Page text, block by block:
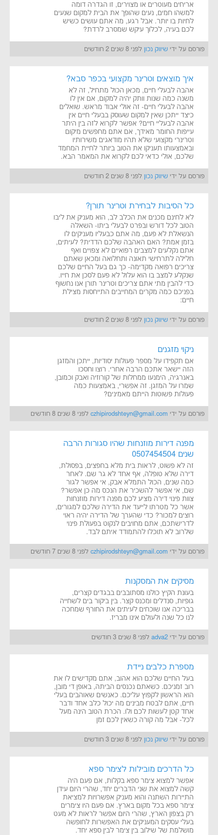
אריחים מעוטרים או מצוירים, זו הגדרה דומה
למשהו חמים, נעים שהופך את הבית למקום שנעים
לחיות בו יותר. אבל רגע, מה אתם עושים כשיש
לכם בעיה, לכלוך עיקש שמסרב לרדת?
פורסם על ידי שיווק נכון לפני 8 שנים 2 חודשים
איך מוצאים וטרינר מקצועי בכפר סבא?
אהבה לבעלי חיים, מכאן הכול מתחיל, זה לא
משנה כמה שנות וותק יהיה למקום, אם אין לו
אהבה לבעלי חיים- זה אולי אבוד מראש. שואלים
כיצד ייתכן שאין למקום שעוסק בבעלי חיים אין
אהבה לבעליי חיים? אפשר לקרוא לזה בין היתר
עייפות החומר מאידך, אם אתם מחפשים מיקום
וטרינרי מקצועי שלא תהיו מודאגים משירותיו
ובאמצעותו תעניקו את הטוב ביותר לחיית המחמד
שלכם, אולי כדאי לכם לקרוא את המאמר הבא.
פורסם על ידי שיווק נכון לפני 8 שנים 2 חודשים
כל הסיבות לבחירת וטרינר תורן?
לא לחינם מכנים את הכלב לב, הוא מעניק את ליבו
הטוב לכל דורש ובפרט לבעלי ביתו- השאלה
הנשאלת לא פעם, מה אתם כבעליו מעניקים לו
בזמן אמת? האם האהבה שלכם הדדית? לעיתים,
אתם נקלעים למצבים רפואיים לא צפויים ואף
חלילה לתרחישי תאונה ותחלואה ומכאן שאתם
צריכים רפואה מקדימה- כך גם בעל החיים שלכם
שנקלע למצב בו הוא עלול לא פעם לסכן את חייו.
כדי להבין מתי אתם צריכים וטרינר תורן אנו נחשוף
בפניכם כמה מקרים המחייבים התייחסות מצילת
חיים:
פורסם על ידי שיווק נכון לפני 8 שנים 2 חודשים
ניקוי מזגנים
אם תקפידו על מספר פעולות יסודיות, ייתכן והמזגן
הזה יישאר אתכם הרבה אחרי. רוצו וחסכו
באנרגיה, הימנעו ממחלות של קורוזיה ואבק וכמובן,
שמרו על המזגן. זה אפשרי, באמצעות כמה
פעולות פשוטות הייתם מאמינים?
פורסם על ידי czhipirodshteyn@gmail.com לפני 8 שנים 8 חודשים
מפנה דירות מוזנחות שהיו סגורות הרבה
שנים 0507454504
זה לא פשוט, לראות בית מלא בחפצים, בפסולת,
דירה שלא טופלה, אף אחד לא גר שם. לאחר
כמה שנים, הכול התמלא אבק, אי אפשר לגור
שם, אי אפשר להשכיר את הנכס מה כן אפשר?
צוות פינוי דירה מציע לכם מפנה דירות מוזנחות
אשר כל מטרתו לייעד את הדירה שלכם למגורים,
רוצים למכור? כדי שהערך של הדירה יהיה ראוי
לדרישתכם, אתם מחויבים לנקוט בפעולת פינוי
שלרוב לא תוכלו להתמודד איתם לבד.
פורסם על ידי czhipirodshteyn@gmail.com לפני 8 שנים 7 חודשים
מסיקים את המסקנות
בעונת הקיץ כולנו מסתובבים בבגדים קצרים,
גופיות, סנדלים ומכנס קצר. בין ביקור בים לשחייה
בבריכה אנו שוכחים לעיתים את החורף שמחכה
לנו כל שנה ולעולם אינו מבריז.
פורסם על ידי adva2 לפני 8 שנים 3 חודשים
מספרת כלבים ניידת
בעל החיים שלכם הוא אהוב, אתם מקדישים לו את
רוב זמניכם. כשאתם נכנסים הביתה, באופן די מובן,
הוא הראשון לקפוץ עליכם. כאנשים שאוהבים בעלי
חיים, אתם לבטח מבינים מה יכול כלב אחד ודבר
אחד קטן לעשות לכם ולו. הכרת הטוב הינה מעל
לכל- אבל מה קורה כשאין לכם זמן
פורסם על ידי שיווק נכון לפני 8 שנים 3 חודשים
כל הדרכים מובילות לצימר ספא
אפשר למצוא צימר ספא בקלות, אם פעם היה
קשה למצוא את שני הדברים יחד, שהרי היום עידן
התיירות השתנה והוא מעניק אפשרויות למציאת
צימר ספא בכל מקום בארץ. אם פעם היו צימרים
רק בצפון הארץ, שהרי היום אפשר לראות לא מעט
בעלי עסקים המעניקים את האפשרות לחופשה
מושלמת של שילוב בין צימר לבין ספא יחד.